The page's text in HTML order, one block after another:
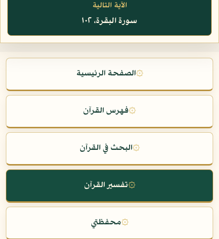
الآية التالية
سورة البقرة، ١٠٢
۞الصفحة الرئيسية
۞فهرس القرآن
۞البحث في القرآن
۞تفسير القرآن
۞محفظتي